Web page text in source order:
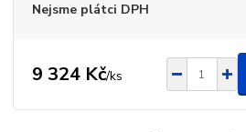
Nejsme plátci DPH
9 324 Kč/ks